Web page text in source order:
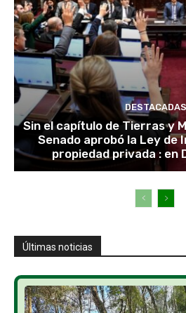
DESTACADAS
Sin el capítulo de Tierras y
Senado aprobó la Ley de
propiedad privada : en
Últimas noticias